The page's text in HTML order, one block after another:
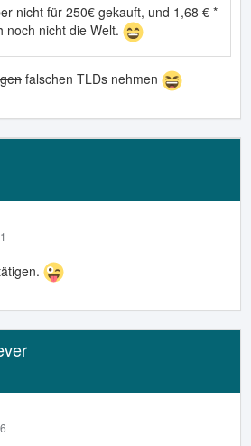
nicht für 250€ gekauft, und 1,68 € *
noch nicht die Welt.
falschen TLDs nehmen